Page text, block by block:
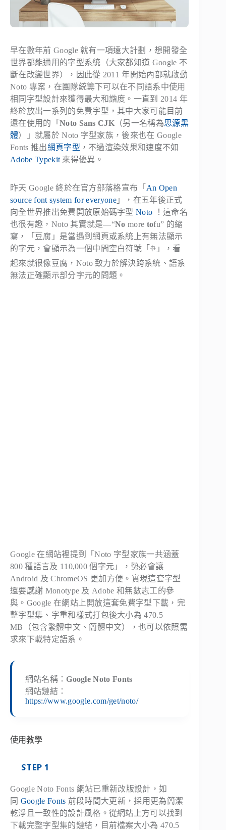
早在數年前 Google 就有一項遠大計劃，想開發全
世界都能通用的字型系統（大家都知道 Google 不
斷在改變世界），因此從 2011 年開始內部就啟動
Noto 專案，在團隊統籌下可以在不同語系中使用
相同字型設計來獲得最大和諧度。一直到 2014 年
終於放出一系列的免費字型，其中大家可能目前
還在使用的「 Noto Sans CJK（另一名稱為思源黑
體）」就屬於 Noto 字型家族，後來也在 Google
Fonts 推出網頁字型 ，不過渲染效果和速度不如
Adobe Typekit來得優異。
昨天 Google 終於在官方部落格宣布「 An Open
source font system for everyone」，在五年後正式
向全世界推出免費開放原始碼字型Noto ！這命名
也很有趣，Noto 其實就是—“No more tofu” 的縮
寫，「豆腐」是當遇到網頁或系統上有無法顯示
的字元，會顯示為一個中間空白符號「⯐」，看
起來就很像豆腐，Noto 致力於解決跨系統、語系
無法正確顯示部分字元的問題。
Google 在網站裡提到「Noto 字型家族一共涵蓋
800 種語言及 110,000 個字元」，勢必會讓
Android 及 ChromeOS 更加方便。實現這套字型
還要感謝 Monotype 及 Adobe 和無數志工的參
與。Google 在網站上開放這套免費字型下載，完
整字型集、字重和樣式打包後大小為 470.5
MB（包含繁體中文、簡體中文），也可以依照需
求來下載特定語系。
網站名稱：Google Noto Fonts
網站鏈結：
https://www.google.com/get/noto/
使用教學
STEP 1
Google Noto Fonts 網站已重新改版設計，如
同 Google Fonts 前段時間大更新，採用更為簡潔
乾淨且一致性的設計風格。從網站上方可以找到
下載完整字型集的鏈結，目前檔案大小為 470.5